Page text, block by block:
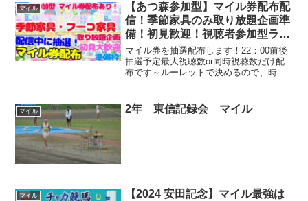
マイル
【あつ森参加型】マイル券配布配
信！季節家具のみ取り放題企画準
備！初見歓迎！視聴者参加型ライ
ブ配信中
マイル券を抽選配布します！22：00前後
抽選予定最大視聴数or同時視聴数だけ配
布です～ルーレットで決めるので、時間
ね！！！また明日は季節家具のみ取り放
題の企画します！季節...
マイル 2年 東信記録会 マイル
マイル
【2024 安田記念】マイル最強は